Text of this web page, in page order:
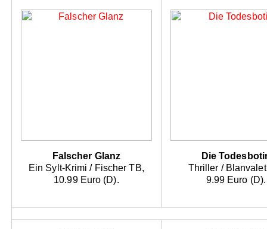
Falscher Glanz
Ein Sylt-Krimi / Fischer TB,
10.99 Euro (D).
Die
Thriller /
9.99 Euro (D).